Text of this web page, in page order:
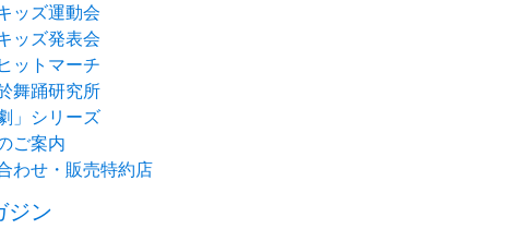
ッズ運動会
ッズ発表会
ットマーチ
舞踊研究所
」シリーズ
ご案内
わせ・販売特約店
ジン